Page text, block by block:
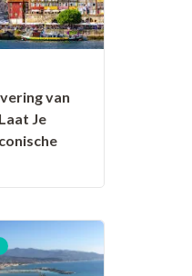
van
Je